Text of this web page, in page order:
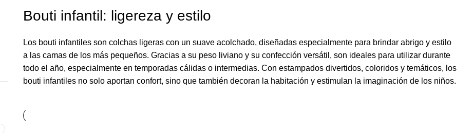
Bouti infantil: ligereza y estilo
Los bouti infantiles son colchas ligeras con un suave acolchado, diseñadas especialmente para brindar abrigo y estilo
a las camas de los más pequeños. Gracias a su peso liviano y su confección versátil, son ideales para utilizar durante
todo el año, especialmente en temporadas cálidas o intermedias. Con estampados divertidos, coloridos y temáticos, los
bouti infantiles no solo aportan confort, sino que también decoran la habitación y estimulan la imaginación de los niños.